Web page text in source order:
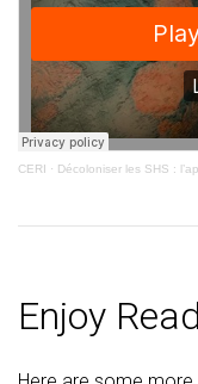
CERI · Décoloniser les SHS :
Enjoy